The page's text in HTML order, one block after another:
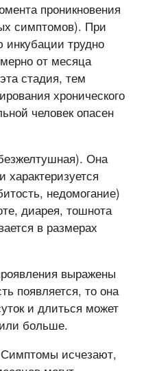
проникновения
симптомов). При
инкубации трудно
от месяца
стадия, тем
хронического
человек опасен
Она
характеризуется
недомогание)
диарея, тошнота
в размерах
выражены
появляется, то она
и длиться может
больше.
исчезают,